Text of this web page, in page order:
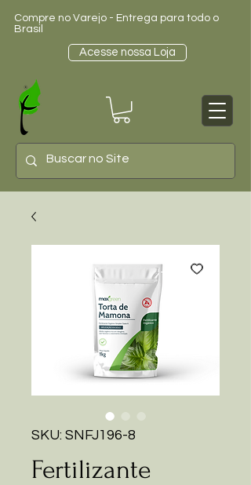
Compre no Varejo - Entrega para todo o
Brasil
Acesse nossa Loja
SKU: SNFJ196-8
Fertilizante